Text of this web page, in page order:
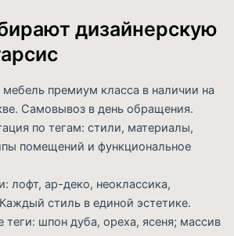
дизайнерскую
премиум класса в наличии на
Самовывоз в день обращения.
по тегам: стили, материалы,
помещений и функциональное
лофт, ар-деко, неоклассика,
стиль в единой эстетике.
теги: шпон дуба, ореха, ясеня; массив